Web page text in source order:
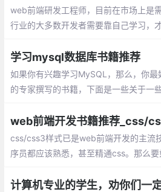
web前端研发工程师，目前在市场上是
行业的大多数开发者需要靠自己学习，
更上一层楼的同行们。
学习mysql数据库书籍推荐
如果你有兴趣学习MySQL，那么，你
的专家撰写的书籍，下面是一些关于一
书籍一定是不二之选
web前端开发书籍推荐_css/
css/css3样式已是web前端开发的主流
序员都应该熟悉，甚至精通css。那么
家。
计算机专业的学生，劝你们一